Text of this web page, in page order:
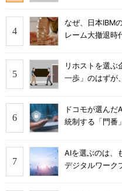
なぜ、日本IBM
レーム大撤退時
リホストを選
一歩」のはずが
ドコモが選ん
統制する「門番
AIを選ぶのは、
デジタルワーク